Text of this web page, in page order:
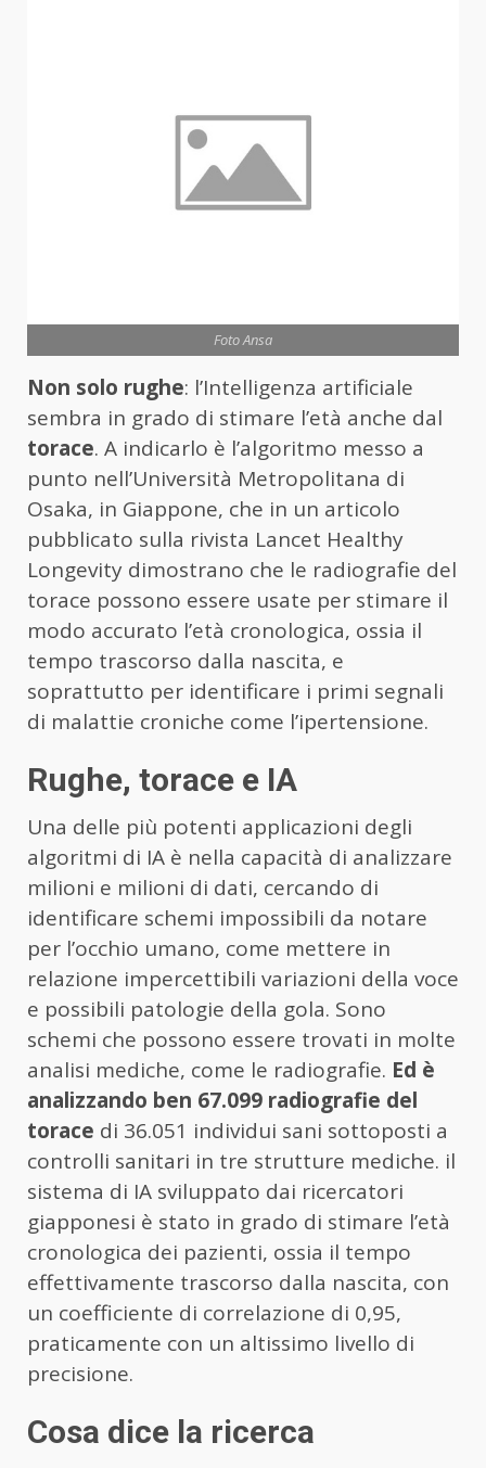
Foto Ansa
Non solo rughe: l’Intelligenza artificiale
sembra in grado di stimare l’età anche dal
torace. A indicarlo è l’algoritmo messo a
punto nell’Università Metropolitana di
Osaka, in Giappone, che in un articolo
pubblicato sulla rivista Lancet Healthy
Longevity dimostrano che le radiografie del
torace possono essere usate per stimare il
modo accurato l’età cronologica, ossia il
tempo trascorso dalla nascita, e
soprattutto per identificare i primi segnali
di malattie croniche come l’ipertensione.
Rughe, torace e IA
Una delle più potenti applicazioni degli
algoritmi di IA è nella capacità di analizzare
milioni e milioni di dati, cercando di
identificare schemi impossibili da notare
per l’occhio umano, come mettere in
relazione impercettibili variazioni della voce
e possibili patologie della gola. Sono
schemi che possono essere trovati in molte
analisi mediche, come le radiografie. Ed è
analizzando ben 67.099 radiografie del
torace di 36.051 individui sani sottoposti a
controlli sanitari in tre strutture mediche. il
sistema di IA sviluppato dai ricercatori
giapponesi è stato in grado di stimare l’età
cronologica dei pazienti, ossia il tempo
effettivamente trascorso dalla nascita, con
un coefficiente di correlazione di 0,95,
praticamente con un altissimo livello di
precisione.
Cosa dice la ricerca